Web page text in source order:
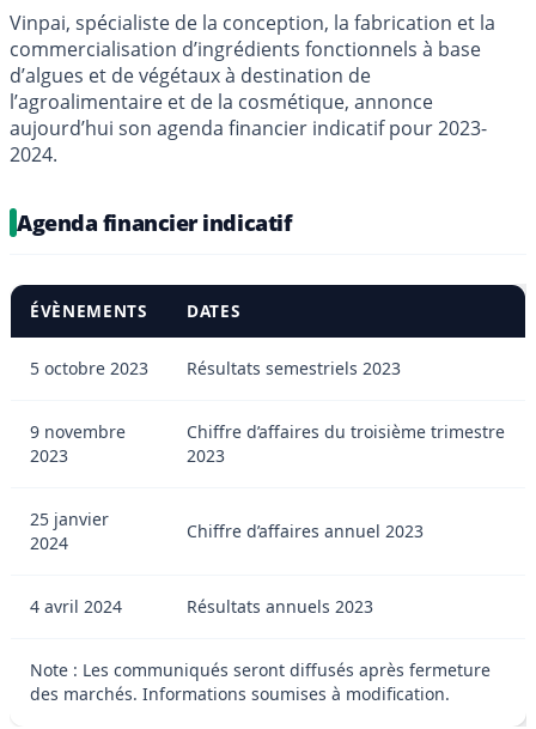
Vinpai, spécialiste de la conception, la fabrication et la
commercialisation d’ingrédients fonctionnels à base
d’algues et de végétaux à destination de
l’agroalimentaire et de la cosmétique, annonce
aujourd’hui son agenda financier indicatif pour 2023-
2024.
Agenda financier indicatif
ÉVÈNEMENTS DATES
5 octobre 2023 Résultats semestriels 2023
9 novembre
2023
Chiffre d’affaires du troisième trimestre
2023
25 janvier
2024
Chiffre d’affaires annuel 2023
4 avril 2024 Résultats annuels 2023
Note : Les communiqués seront diffusés après fermeture
des marchés. Informations soumises à modification.